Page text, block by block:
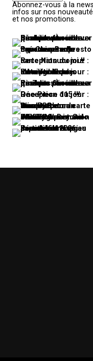
Abonnez-vous à la
infos sur nos
et nos promotions.